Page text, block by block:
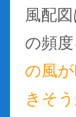
風配
の頻
の風
きそ